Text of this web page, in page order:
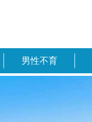
男性不育